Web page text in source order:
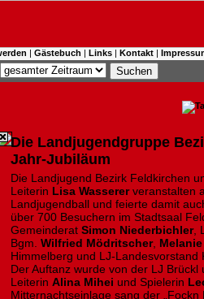
| Gästebuch | Links | Kontakt |
Die Landjugendgruppe
Jahr-Jubiläum
Die Landjugend Bezirk Feldkirchen
Leiterin Lisa Wassererveranstalten
Landjugendball und feierte damit
über 700 Besuchern im Stadtsaal
Gemeinderat Simon Niederbichler,
Bgm. Wilfried Mödritscher,
Himmelberg und LJ-Landesvorstand
Der Auftanz wurde von der LJ
Leiterin Alina Mihei und Spielerin
Mitternachtseinlage sang der „Fockn